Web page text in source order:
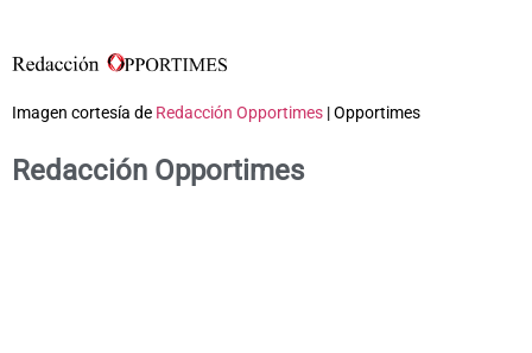
Imagen cortesía de Redacción Opportimes | Opportimes
Redacción Opportimes